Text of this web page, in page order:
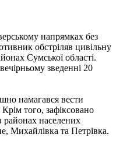
напрямках без
обстріляв цивільну
Сумської області.
зведенні 20
намагався вести
того, зафіксовано
районах населених
Михайлівка та Петрівка.